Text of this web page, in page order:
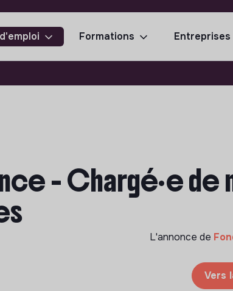
Formations Entreprises
- Chargé·e
L'annonce de
Vers